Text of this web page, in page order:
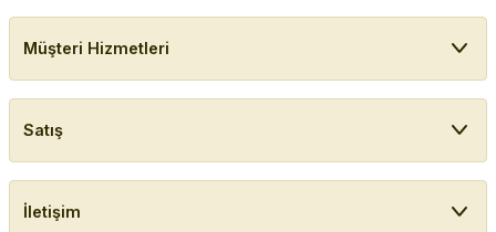
Müşteri Hizmetleri
Satış
İletişim